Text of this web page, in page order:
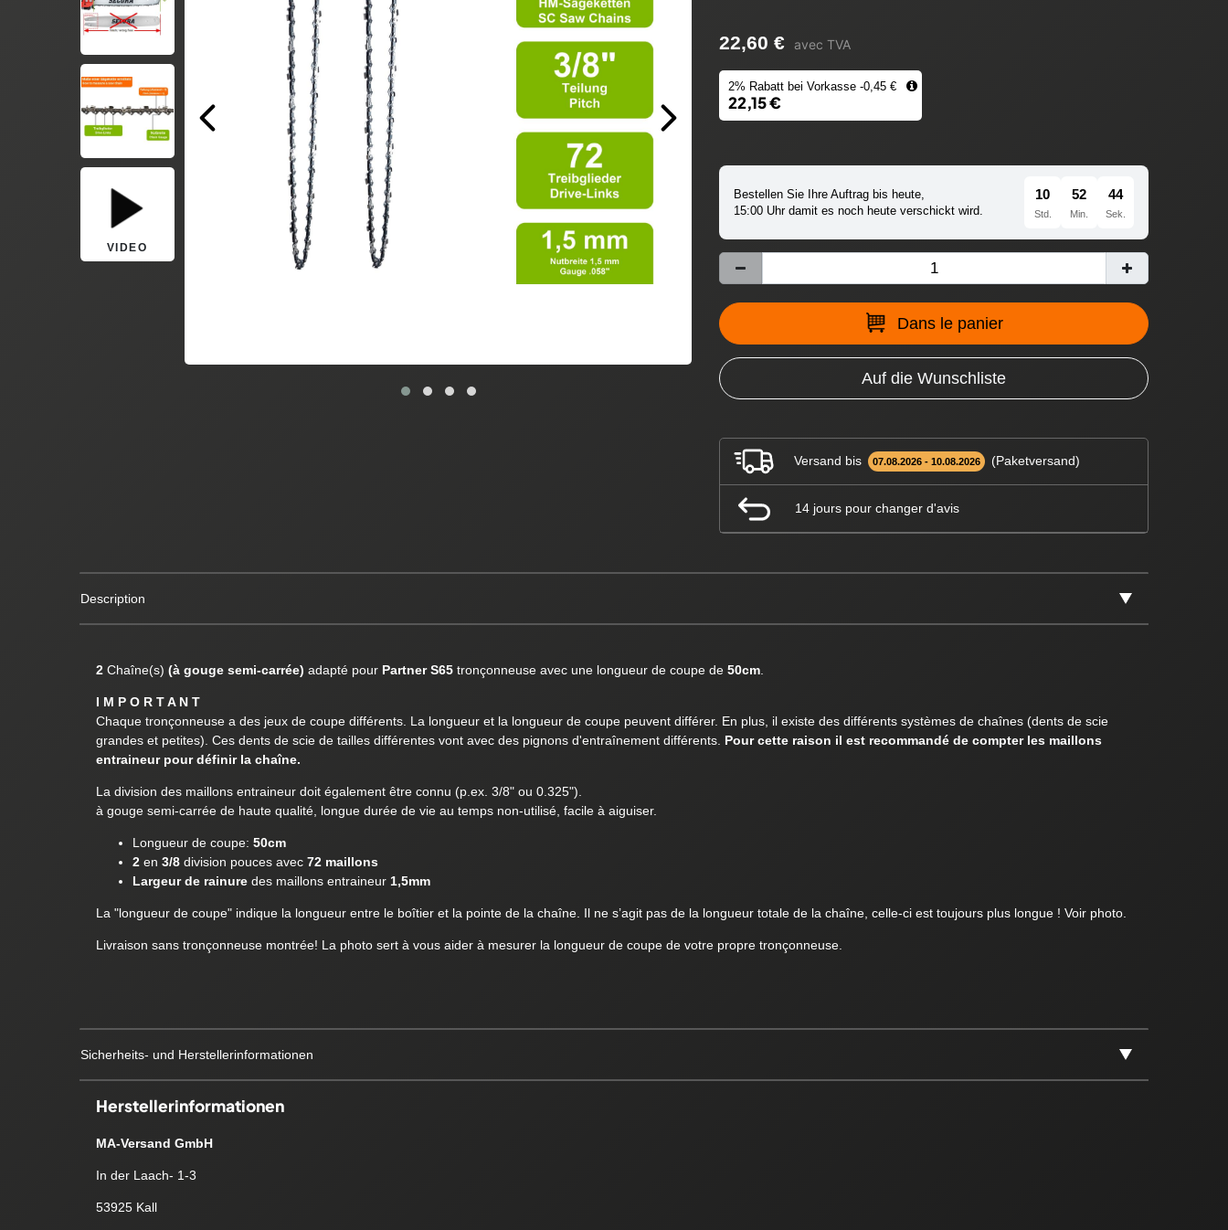
VIDEO
22,60 € avec TVA
2% Rabatt bei Vorkasse -0,45 €
22,15 €
Bestellen Sie Ihre Auftrag bis heute,
15:00 Uhr damit es noch heute verschickt wird.
10
Std.
52
Min.
43
Sek.
Dans le panier
Auf die Wunschliste
Versand bis 07.08.2026 - 10.08.2026 (Paketversand)
14 jours pour changer d'avis
Description
2Chaîne(s) (à gouge semi-carrée) adapté pour Partner S65tronçonneuse avec une longueur de coupe de 50cm.
I M P O R T A N T
Chaque tronçonneuse a des jeux de coupe différents. La longueur et la longueur de coupe peuvent différer. En plus, il existe des différents systèmes de chaînes (dents de scie
grandes et petites). Ces dents de scie de tailles différentes vont avec des pignons d'entraînement différents. Pour cette raison il est recommandé de compter les maillons
entraineur pour définir la chaîne.
La division des maillons entraineur doit également être connu (p.ex. 3/8" ou 0.325").
à gouge semi-carrée de haute qualité, longue durée de vie au temps non-utilisé, facile à aiguiser.
Longueur de coupe: 50cm
2en 3/8division pouces avec 72 maillons
Largeur de rainuredes maillons entraineur 1,5mm
La "longueur de coupe" indique la longueur entre le boîtier et la pointe de la chaîne. Il ne s’agit pas de la longueur totale de la chaîne, celle-ci est toujours plus longue ! Voir photo.
Livraison sans tronçonneuse montrée! La photo sert à vous aider à mesurer la longueur de coupe de votre propre tronçonneuse.
Sicherheits- und Herstellerinformationen
Herstellerinformationen
MA-Versand GmbH
In der Laach- 1-3
53925 Kall